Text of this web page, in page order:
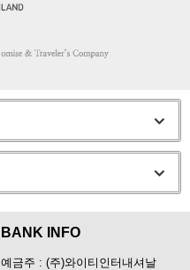
BANK INFO
예금주 : (주)와이티인터내셔날